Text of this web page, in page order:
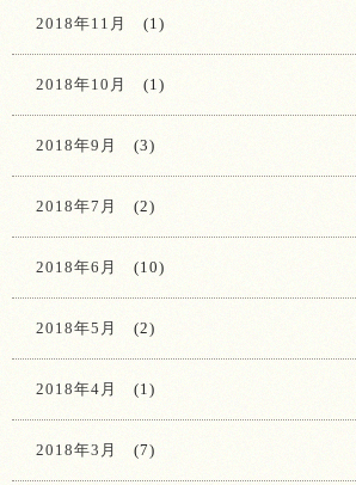
2018年11月 (1)
2018年10月 (1)
2018年9月 (3)
2018年7月 (2)
2018年6月 (10)
2018年5月 (2)
2018年4月 (1)
2018年3月 (7)